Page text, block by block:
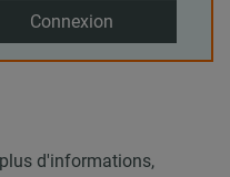
Connexion
d'informations,